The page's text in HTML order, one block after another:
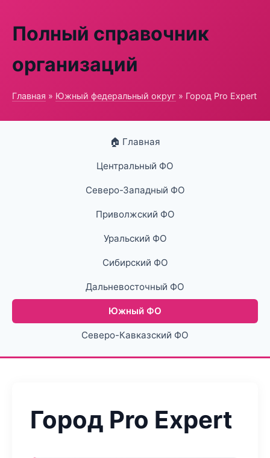
Полный справочник
организаций
Главная » Южный федеральный округ » Город Pro Expert
🏠 Главная
Центральный ФО
Северо-Западный ФО
Приволжский ФО
Уральский ФО
Сибирский ФО
Дальневосточный ФО
Южный ФО
Северо-Кавказский ФО
Город Pro Expert